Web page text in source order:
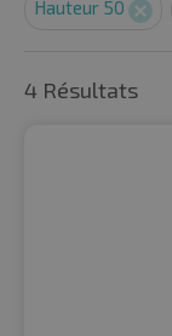
Hauteur 50
4 Résultats